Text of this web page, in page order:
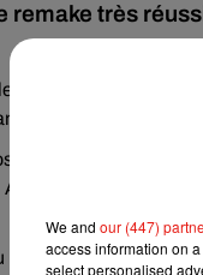
remake très
annonce.
nous font
on vous
We and our (447)
access information on
select personalised